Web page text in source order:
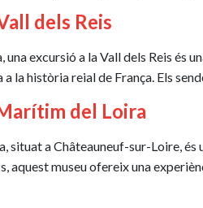
dels Reis
una excursió a la Vall dels Reis
a la història reial de França. Els
del Loira
situat a Châteauneuf-sur-Loire,
aquest museu ofereix una